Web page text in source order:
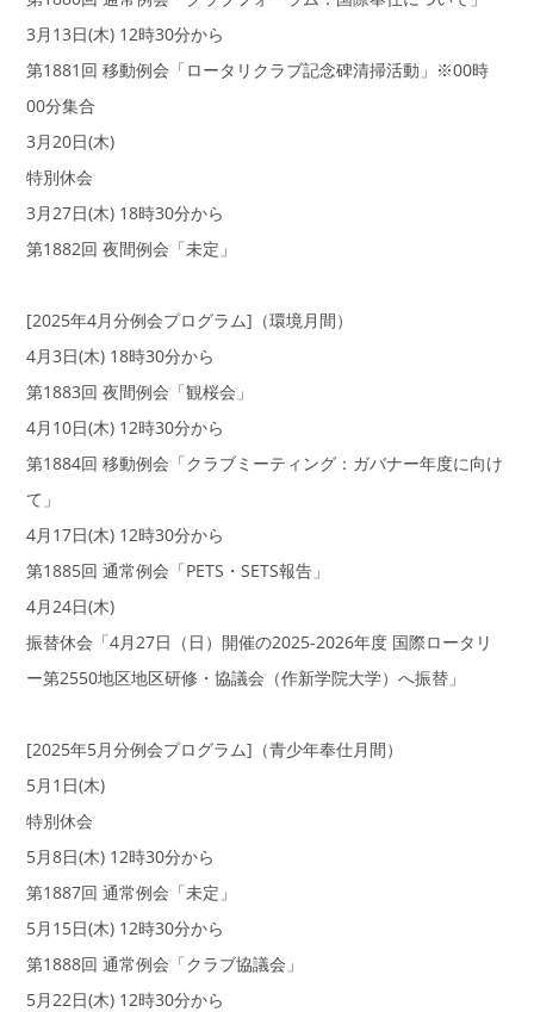
3月13日(木) 12時30分から
第1881回 移動例会「ロータリクラブ記念碑清掃活動」※00時
00分集合
3月20日(木)
特別休会
3月27日(木) 18時30分から
第1882回 夜間例会「未定」
[2025年4月分例会プログラム]（環境月間）
4月3日(木) 18時30分から
第1883回 夜間例会「観桜会」
4月10日(木) 12時30分から
第1884回 移動例会「クラブミーティング：ガバナー年度に向け
て」
4月17日(木) 12時30分から
第1885回 通常例会「PETS・SETS報告」
4月24日(木)
振替休会「4月27日（日）開催の2025-2026年度 国際ロータリ
ー第2550地区地区研修・協議会（作新学院大学）へ振替」
[2025年5月分例会プログラム]（青少年奉仕月間）
5月1日(木)
特別休会
5月8日(木) 12時30分から
第1887回 通常例会「未定」
5月15日(木) 12時30分から
第1888回 通常例会「クラブ協議会」
5月22日(木) 12時30分から